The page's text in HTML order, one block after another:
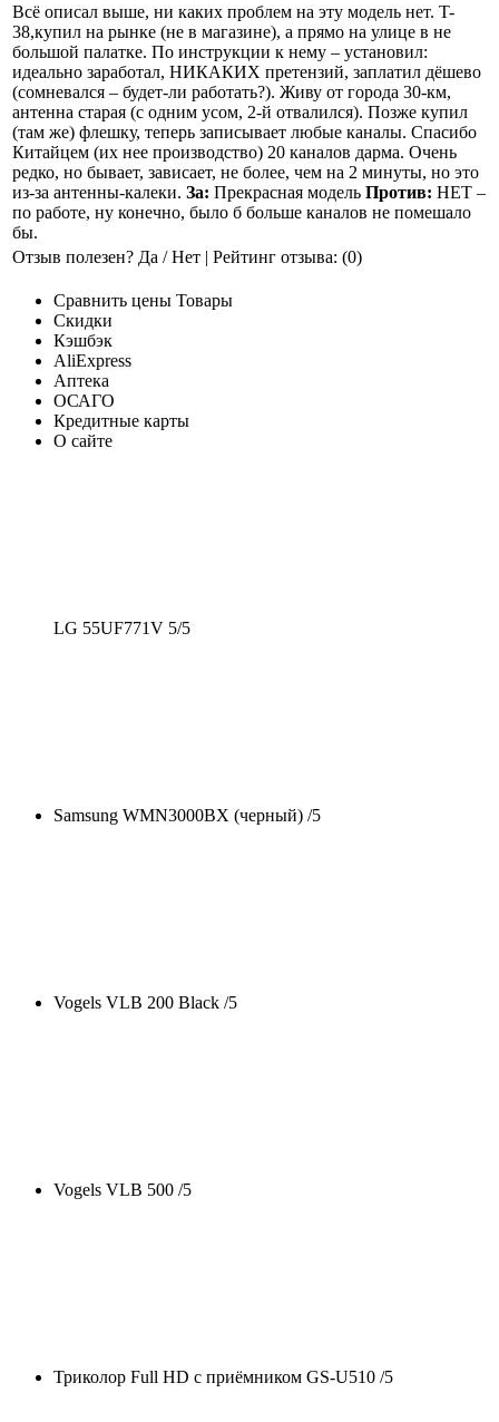
Всё описал выше, ни каких проблем на эту модель нет. T-
38,купил на рынке (не в магазине), а прямо на улице в не
большой палатке. По инструкции к нему – установил:
идеально заработал, НИКАКИХ претензий, заплатил дёшево
(сомневался – будет-ли работать?). Живу от города 30-км,
антенна старая (с одним усом, 2-й отвалился). Позже купил
(там же) флешку, теперь записывает любые каналы. Спасибо
Китайцем (их нее производство) 20 каналов дарма. Очень
редко, но бывает, зависает, не более, чем на 2 минуты, но это
из-за антенны-калеки. За: Прекрасная модель Против: НЕТ –
по работе, ну конечно, было б больше каналов не помешало
бы.
Отзыв полезен? Да / Нет | Рейтинг отзыва: (0)
Сравнить цены Товары
Скидки
Кэшбэк
AliExpress
Аптека
ОСАГО
Кредитные карты
О сайте
LG 55UF771V 5/5
Samsung WMN3000BX (черный) /5
Vogels VLB 200 Black /5
Vogels VLB 500 /5
Триколор Full HD с приёмником GS-U510 /5